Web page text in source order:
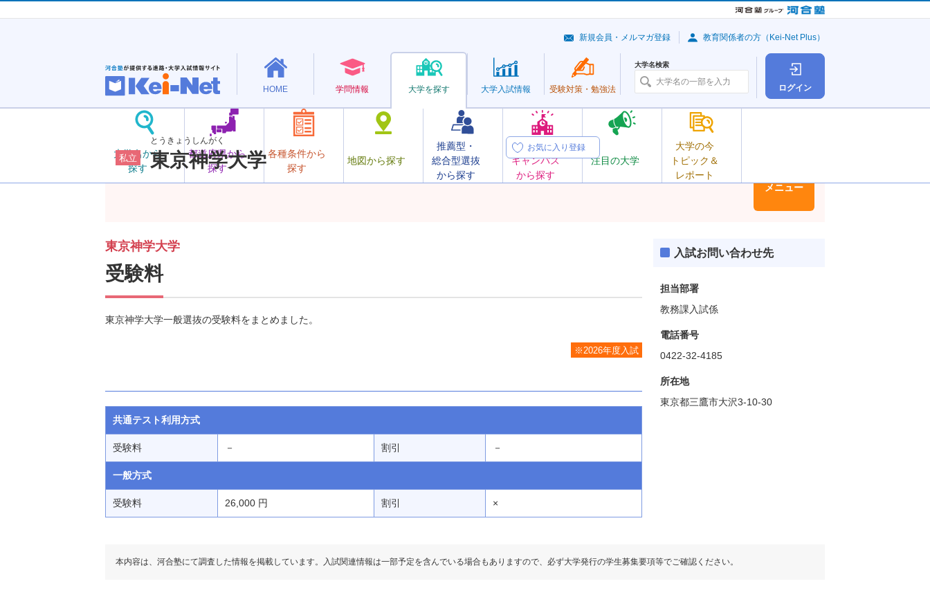
ログイン
HOME 学問情報 大学を探す
大学名から
探す
都道府県から
探す
各種条件から
探す
地図から探す
推薦型・
総合型選抜
から探す
オープン
キャンパス
から探す
注目の大学
大学の今
トピック＆
レポート
大学入試情報 受験対策・ 勉強法
大学名検索
新規会員・メルマガ登録 教育関係者の方（Kei-Net Plus）
私立
とうきょうしんがく
東京神学大学
お気に入り登録
メニュー
東京神学大学
受験料
東京神学大学一般選抜の受験料をまとめました。
※2026年度入試
共通テスト利用方式
受験料 － 割引 －
一般方式
受験料 26,000 円 割引 ×
入試お問い合わせ先
担当部署
教務課入試係
電話番号
0422-32-4185
所在地
東京都三鷹市大沢3-10-30
本内容は、河合塾にて調査した情報を掲載しています。入試関連情報は一部予定を含んでいる場合もありますので、必ず大学発行の学生募集要項等でご確認ください。